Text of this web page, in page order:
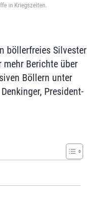
in Kriegszeiten.
böllerfreies Silvester
Berichte über
Böllern unter
President-